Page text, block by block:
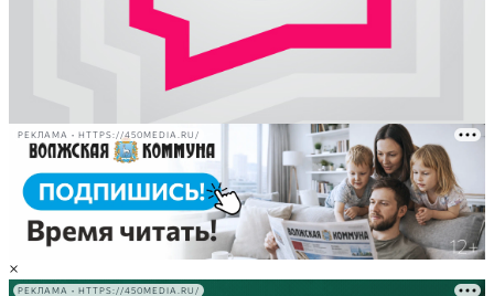
РЕКЛАМА • HTTPS://450MEDIA.RU/
×
РЕКЛАМА • HTTPS://450MEDIA.RU/